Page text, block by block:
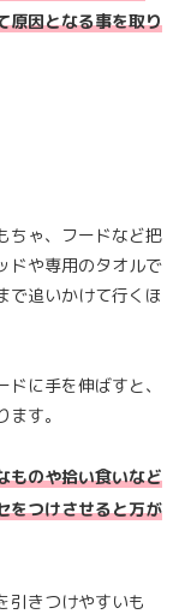
原因となる事を取り
ちゃ、フードなど把
ドや専用のタオルで
で追いかけて行くほ
に手を伸ばすと、
す。
ものや拾い食いなど
をつけさせると万が
引きつけやすいも